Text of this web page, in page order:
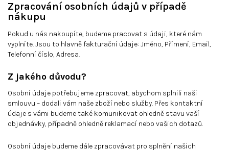
Zpracování osobních údajů v případě
nákupu
Pokud u nás nakoupíte, budeme pracovat s údaji, které nám
vyplníte. Jsou to hlavně fakturační údaje: Jméno, Přímení, Email,
Telefonní číslo, Adresa.
Z jakého důvodu?
Osobní údaje potřebujeme zpracovat, abychom splnili naši
smlouvu – dodali vám naše zboží nebo služby. Přes kontaktní
údaje s vámi budeme také komunikovat ohledně stavu vaší
objednávky, případně ohledně reklamací nebo vašich dotazů.
Osobní údaje budeme dále zpracovávat pro splnění našich